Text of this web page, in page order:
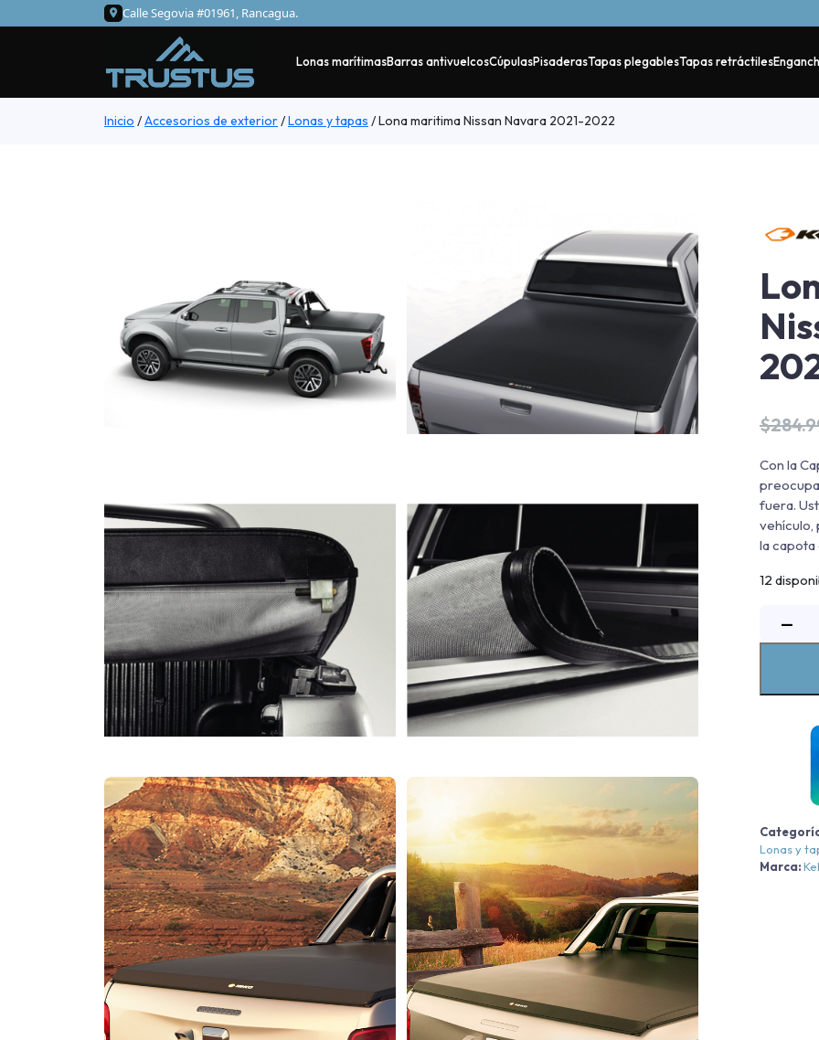
Calle Segovia #01961, Rancagua.
Lonas marítimasBarras antivuelcosCúpulasPisaderasTapas plegablesTapas retráctiles
Inicio /Accesorios de exterior/Lonas y tapas /Lona maritima Nissan Navara 2021-2022
$
Con la
fuera.
vehículo,
la capota
12
−
Lonas y
Marca: